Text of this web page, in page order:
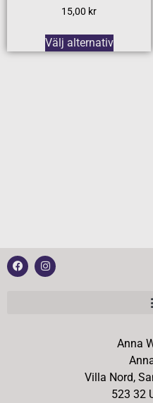
15,00 kr
Välj alternativ
Anna
Villa Nord,
523 32